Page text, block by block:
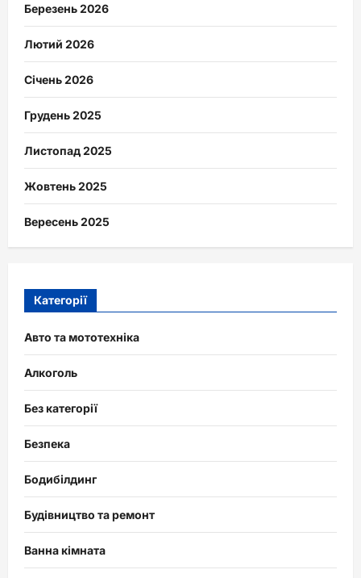
Березень 2026
Лютий 2026
Січень 2026
Грудень 2025
Листопад 2025
Жовтень 2025
Вересень 2025
Категорії
Авто та мототехніка
Алкоголь
Без категорії
Безпека
Бодибілдинг
Будівництво та ремонт
Ванна кімната